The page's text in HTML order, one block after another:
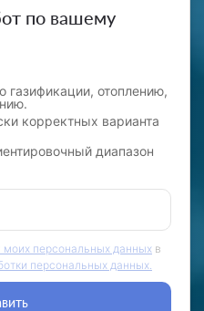
по вашему
газификации, отоплению,
корректных варианта
диапазон
моих персональных данных в
персональных данных.